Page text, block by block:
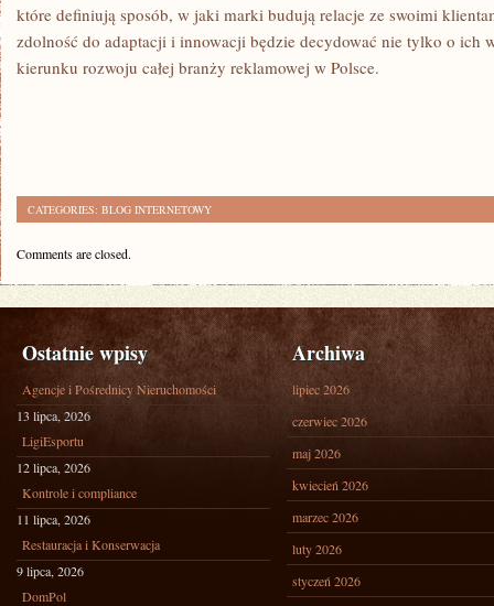
które definiują sposób, w jaki marki budują relacje ze swoimi
zdolność do adaptacji i innowacji będzie decydować nie tylko o ich
kierunku rozwoju całej branży reklamowej w Polsce.
CATEGORIES: BLOG INTERNETOWY
Comments are closed.
Ostatnie wpisy
Agencje i Pośrednicy Nieruchomości
13 lipca, 2026
LigiEsportu
12 lipca, 2026
Kontrole i compliance
11 lipca, 2026
Restauracja i Konserwacja
9 lipca, 2026
DomPol
Archiwa
lipiec 2026
czerwiec 2026
maj 2026
kwiecień 2026
marzec 2026
luty 2026
styczeń 2026